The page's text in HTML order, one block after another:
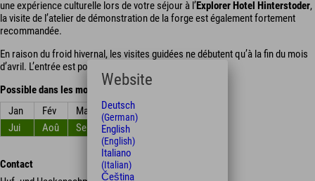
une expérience culturelle lors de votre séjour à l’Explorer Hotel Hinterstoder,
la visite de l’atelier de démonstration de la forge est également fortement
recommandée.
En raison du froid hivernal, les visites guidées ne débutent qu’à la fin du mois
d’avril. L’entrée est possible uniquement sur réservation.
Possible dans les mois
Jan
Fév Mar Avr
Jui
Aoû Sep Oct
Contact
Website
Deutsch
(German)
English
(English)
Italiano
(Italian)
Čeština